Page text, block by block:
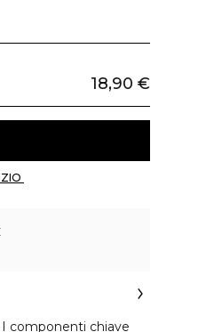
18,90 €
I componenti chiave